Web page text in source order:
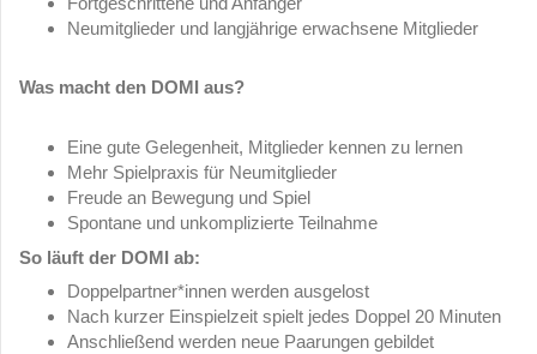
Neumitglieder und langjährige erwachsene Mitglieder
Was macht den DOMI aus?
Eine gute Gelegenheit, Mitglieder kennen zu lernen
Mehr Spielpraxis für Neumitglieder
Freude an Bewegung und Spiel
Spontane und unkomplizierte Teilnahme
So läuft der DOMI ab:
Doppelpartner*innen werden ausgelost
Nach kurzer Einspielzeit spielt jedes Doppel 20 Minuten
Anschließend werden neue Paarungen gebildet